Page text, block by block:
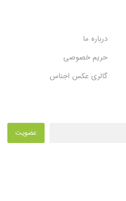
درباره ما
حریم خصوصی
گالری عکس اجناس
عضویت